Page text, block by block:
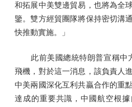
和拓展中美雙邊貿易，也將為全
鑒。雙方經貿團隊將保持密切溝
快推動實施。」
此前美國總統特朗普宣稱中
飛機，對於這一消息，該負責人
中美兩國深化互利共贏合作的重
達成的重要共識，中國航空根